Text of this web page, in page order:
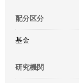
配分区分
基金
研究機関